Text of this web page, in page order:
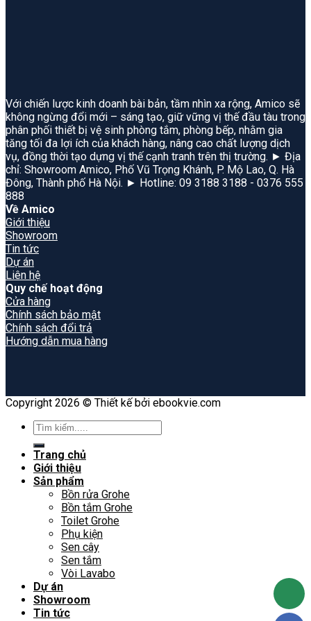
Với chiến lược kinh doanh bài bản, tầm nhìn xa rộng, Amico sẽ
không ngừng đổi mới – sáng tạo, giữ vững vị thế đầu tàu trong
phân phối thiết bị vệ sinh phòng tắm, phòng bếp, nhằm gia
tăng tối đa lợi ích của khách hàng, nâng cao chất lượng dịch
vụ, đồng thời tạo dựng vị thế cạnh tranh trên thị trường. ► Địa
chỉ: Showroom Amico, Phố Vũ Trọng Khánh, P. Mộ Lao, Q. Hà
Đông, Thành phố Hà Nội. ► Hotline: 09 3188 3188 - 0376 555
888
Về Amico
Giới thiệu
Showroom
Tin tức
Dự án
Liên hệ
Quy chế hoạt động
Cửa hàng
Chính sách bảo mật
Chính sách đổi trả
Hướng dẫn mua hàng
Copyright 2026 © Thiết kế bởi ebookvie.com
Search
for:
Trang chủ
Giới thiệu
Sản phẩm
Bồn rửa Grohe
Bồn tắm Grohe
Toilet Grohe
Phụ kiện
Sen cây
Sen tắm
Vòi Lavabo
Dự án
Showroom
Tin tức